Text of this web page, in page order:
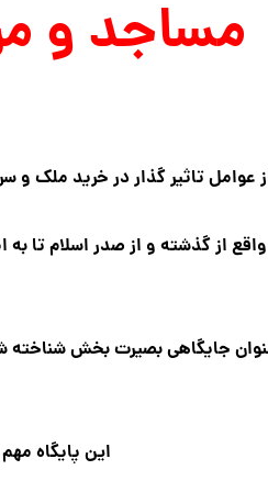
عوامل تاثیر گذار در خرید ملک و
از گذشته و از صدر اسلام تا
جایگاهی بصیرت بخش شناخته
این پایگاه